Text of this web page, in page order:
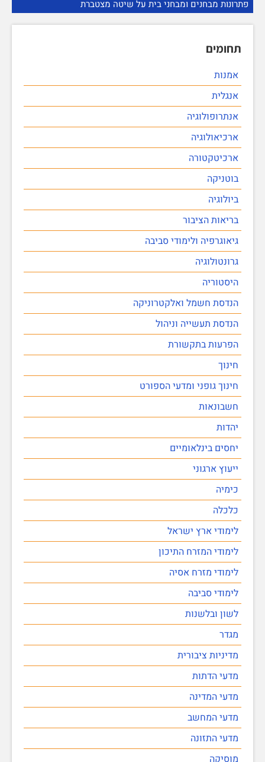
פתרונות מבחנים ומבחני בית על שיטה מצטברת
תחומים
אמנות
אנגלית
אנתרופולוגיה
ארכיאולוגיה
ארכיטקטורה
בוטניקה
ביולוגיה
בריאות הציבור
גיאוגרפיה ולימודי סביבה
גרונטולוגיה
היסטוריה
הנדסת חשמל ואלקטרוניקה
הנדסת תעשייה וניהול
הפרעות בתקשורת
חינוך
חינוך גופני ומדעי הספורט
חשבונאות
יהדות
יחסים בינלאומיים
ייעוץ ארגוני
כימיה
כלכלה
לימודי ארץ ישראל
לימודי המזרח התיכון
לימודי מזרח אסיה
לימודי סביבה
לשון ובלשנות
מגדר
מדיניות ציבורית
מדעי הדתות
מדעי המדינה
מדעי המחשב
מדעי התזונה
מוסיקה